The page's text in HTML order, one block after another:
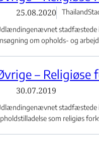
eller klage - Flere links
- Flere links
25.08.2020 Thailand
stadfæstede i
om opholds- og
– Religiøse
30.07.2019
stadfæstede i
som religiøs